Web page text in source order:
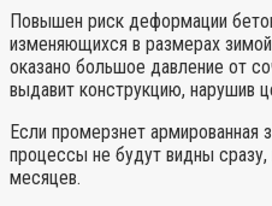
Повышен риск деформации
изменяющихся в размерах
оказано большое давление от
выдавит конструкцию, нарушив
Если промерзнет армированная
процессы не будут видны сразу,
месяцев.